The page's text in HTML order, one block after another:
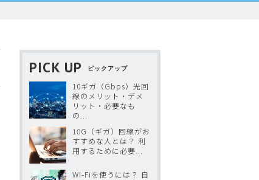
PICK UP ピックアップ
10ギガ（Gbps）光回
線のメリット・デメ
リット・必要なも
の...
10G（ギガ）回線がお
すすめな人とは？ 利
用するために必要...
Wi-Fiを使うには？ 自